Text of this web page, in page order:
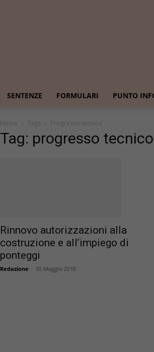
SENTENZE FORMULARI PUNTO
Home Tags Progresso tecnico
Tag: progresso tecnico
Rinnovo autorizzazioni alla
costruzione e all’impiego di
ponteggi
Redazione 30 Maggio 2018